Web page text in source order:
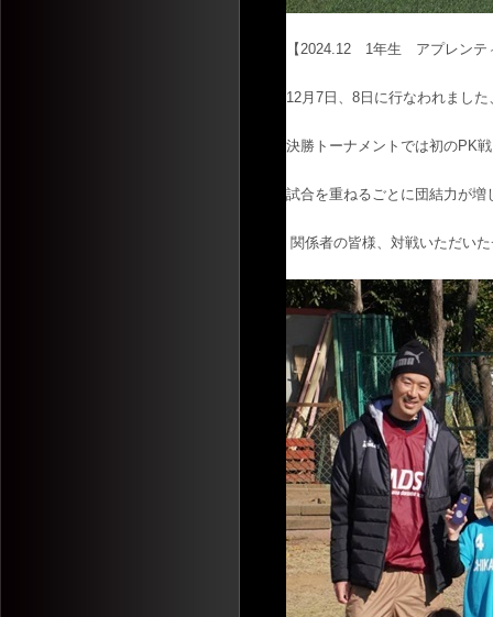
【2024.12 1年生 アプレン
12月7日、8日に行なわれまし
決勝トーナメントでは初のPK
試合を重ねるごとに団結力が
関係者の皆様、対戦いただい